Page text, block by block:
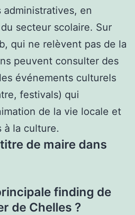
administratives, en
secteur scolaire. Sur
qui ne relèvent pas de la
peuvent consulter des
événements culturels
festivals) qui
de la vie locale et
à la culture.
de maire dans
finding de
de Chelles ?